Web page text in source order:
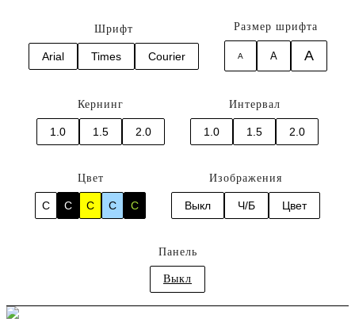
Шрифт
Arial Times Courier
Размер шрифта
A A A
Кернинг
1.0 1.5 2.0
Интервал
1.0 1.5 2.0
Цвет
C C C C C
Изображения
Выкл Ч/Б Цвет
Панель
Выкл